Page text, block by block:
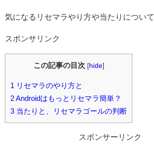
気になるリセマラやり方や当たりについて
スポンサリンク
この記事の目次 [hide]
1 リセマラのやり方と
2Androidはもっとリセマラ簡単？
3 当たりと、リセマラゴールの判断
スポンサーリンク